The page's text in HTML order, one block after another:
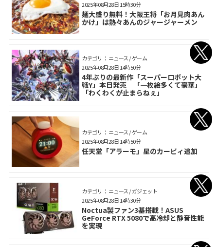
麺大盛り無料！大阪王将「お月見肉あん
かけ」は熱々あんのジャージャーメン
2025年08月28日 15時30分
カテゴリ： ニュース / ゲーム
4年ぶりの最新作「スーパーロボット大
戦Y」本日発売 「一枚絵多くて豪華」
「わくわくが止まらねぇ」
2025年08月28日 14時50分
カテゴリ： ニュース / ゲーム
任天堂「アラーモ」星のカービィ追加
2025年08月28日 14時50分
カテゴリ： ニュース / ガジェット
Noctua製ファン3基搭載！ASUS
GeForce RTX 5080で高冷却と静音性能
を実現
2025年08月28日 14時30分